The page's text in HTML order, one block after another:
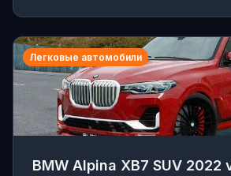
Легковые автомобили
BMW Alpina XB7 SUV 2022